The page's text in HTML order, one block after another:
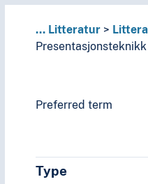
... Litteratur
Presentasjonsteknikk
Preferred term
Type